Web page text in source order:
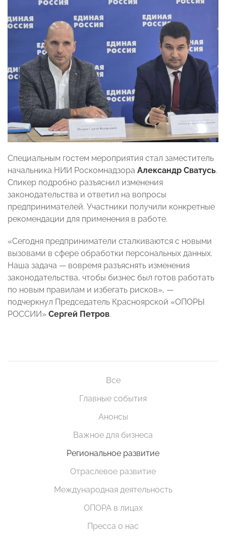
Специальным гостем мероприятия стал заместитель
начальника НИИ Роскомнадзора Александр Сватусь.
Спикер подробно разъяснил изменения
законодательства и ответил на вопросы
предпринимателей. Участники получили конкретные
рекомендации для применения в работе.
«Сегодня предприниматели сталкиваются с новыми
вызовами в сфере обработки персональных данных.
Наша задача — вовремя разъяснять изменения
законодательства, чтобы бизнес был готов работать
по новым правилам и избегать рисков», —
подчеркнул Председатель Красноярской «ОПОРЫ
РОССИИ» Сергей Петров.
Все
Главные события
Анонсы
Важное для бизнеса
Региональное развитие
Отраслевое развитие
Международная деятельность
ОПОРА в лицах
Пресса о нас